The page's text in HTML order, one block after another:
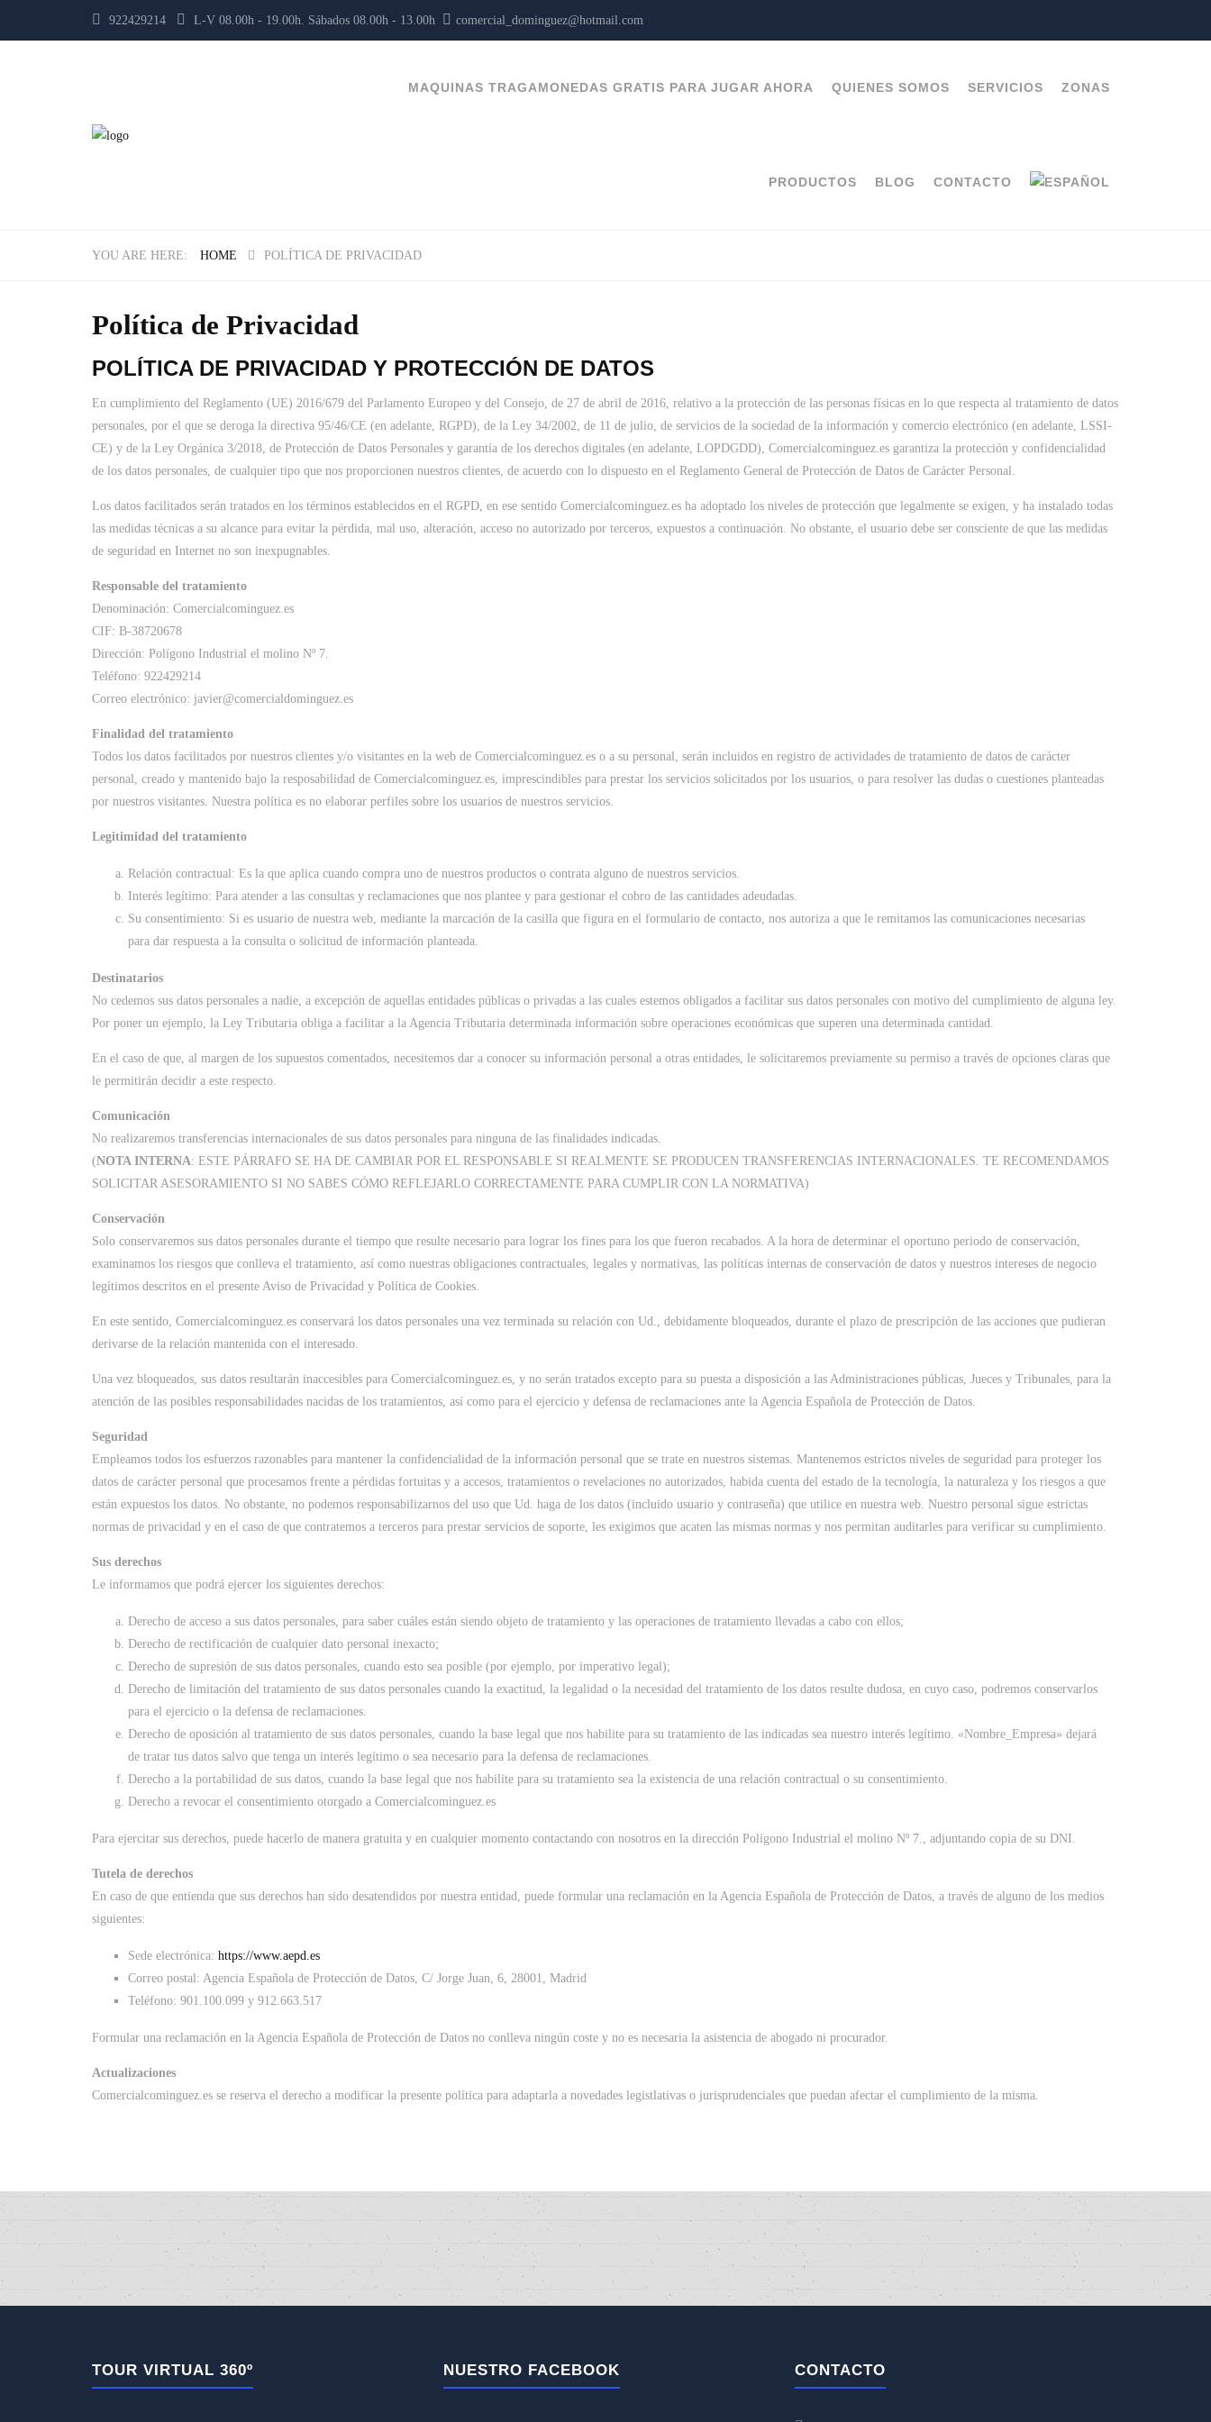
922429214 L-V 08.00h - 19.00h. Sábados 08.00h - 13.00h comercial_dominguez@hotmail.com
MAQUINAS TRAGAMONEDAS GRATIS PARA JUGAR AHORA QUIENES SOMOS SERVICIOS ZONAS
PRODUCTOS BLOG CONTACTO
HOME POLÍTICA DE PRIVACIDAD
Política de Privacidad
POLÍTICA DE PRIVACIDAD Y PROTECCIÓN DE DATOS
En cumplimiento del Reglamento (UE) 2016/679 del Parlamento Europeo y del Consejo, de 27 de abril de 2016, relativo a la protección de las personas físicas en lo que respecta al tratamiento de datos
personales, por el que se deroga la directiva 95/46/CE (en adelante, RGPD), de la Ley 34/2002, de 11 de julio, de servicios de la sociedad de la información y comercio electrónico (en adelante, LSSI-
CE) y de la Ley Orgánica 3/2018, de Protección de Datos Personales y garantía de los derechos digitales (en adelante, LOPDGDD), Comercialcominguez.es garantiza la protección y confidencialidad
de los datos personales, de cualquier tipo que nos proporcionen nuestros clientes, de acuerdo con lo dispuesto en el Reglamento General de Protección de Datos de Carácter Personal.
Los datos facilitados serán tratados en los términos establecidos en el RGPD, en ese sentido Comercialcominguez.es ha adoptado los niveles de protección que legalmente se exigen, y ha instalado todas
las medidas técnicas a su alcance para evitar la pérdida, mal uso, alteración, acceso no autorizado por terceros, expuestos a continuación. No obstante, el usuario debe ser consciente de que las medidas
de seguridad en Internet no son inexpugnables.
Responsable del tratamiento
Denominación: Comercialcominguez.es
CIF: B-38720678
Dirección: Polígono Industrial el molino Nº 7.
Teléfono: 922429214
Correo electrónico: javier@comercialdominguez.es
Finalidad del tratamiento
Todos los datos facilitados por nuestros clientes y/o visitantes en la web de Comercialcominguez.es o a su personal, serán incluidos en registro de actividades de tratamiento de datos de carácter
personal, creado y mantenido bajo la resposabilidad de Comercialcominguez.es, imprescindibles para prestar los servicios solicitados por los usuarios, o para resolver las dudas o cuestiones planteadas
por nuestros visitantes. Nuestra política es no elaborar perfiles sobre los usuarios de nuestros servicios.
Legitimidad del tratamiento
Relación contractual: Es la que aplica cuando compra uno de nuestros productos o contrata alguno de nuestros servicios.
Interés legítimo: Para atender a las consultas y reclamaciones que nos plantee y para gestionar el cobro de las cantidades adeudadas.
Su consentimiento: Si es usuario de nuestra web, mediante la marcación de la casilla que figura en el formulario de contacto, nos autoriza a que le remitamos las comunicaciones necesarias
para dar respuesta a la consulta o solicitud de información planteada.
Destinatarios
No cedemos sus datos personales a nadie, a excepción de aquellas entidades públicas o privadas a las cuales estemos obligados a facilitar sus datos personales con motivo del cumplimiento de alguna ley.
Por poner un ejemplo, la Ley Tributaria obliga a facilitar a la Agencia Tributaria determinada información sobre operaciones económicas que superen una determinada cantidad.
En el caso de que, al margen de los supuestos comentados, necesitemos dar a conocer su información personal a otras entidades, le solicitaremos previamente su permiso a través de opciones claras que
le permitirán decidir a este respecto.
Comunicación
No realizaremos transferencias internacionales de sus datos personales para ninguna de las finalidades indicadas.
(NOTA INTERNA: ESTE PÁRRAFO SE HA DE CAMBIAR POR EL RESPONSABLE SI REALMENTE SE PRODUCEN TRANSFERENCIAS INTERNACIONALES. TE RECOMENDAMOS
SOLICITAR ASESORAMIENTO SI NO SABES CÓMO REFLEJARLO CORRECTAMENTE PARA CUMPLIR CON LA NORMATIVA)
Conservación
Solo conservaremos sus datos personales durante el tiempo que resulte necesario para lograr los fines para los que fueron recabados. A la hora de determinar el oportuno periodo de conservación,
examinamos los riesgos que conlleva el tratamiento, así como nuestras obligaciones contractuales, legales y normativas, las políticas internas de conservación de datos y nuestros intereses de negocio
legítimos descritos en el presente Aviso de Privacidad y Política de Cookies.
En este sentido, Comercialcominguez.es conservará los datos personales una vez terminada su relación con Ud., debidamente bloqueados, durante el plazo de prescripción de las acciones que pudieran
derivarse de la relación mantenida con el interesado.
Una vez bloqueados, sus datos resultarán inaccesibles para Comercialcominguez.es, y no serán tratados excepto para su puesta a disposición a las Administraciones públicas, Jueces y Tribunales, para la
atención de las posibles responsabilidades nacidas de los tratamientos, así como para el ejercicio y defensa de reclamaciones ante la Agencia Española de Protección de Datos.
Seguridad
Empleamos todos los esfuerzos razonables para mantener la confidencialidad de la información personal que se trate en nuestros sistemas. Mantenemos estrictos niveles de seguridad para proteger los
datos de carácter personal que procesamos frente a pérdidas fortuitas y a accesos, tratamientos o revelaciones no autorizados, habida cuenta del estado de la tecnología, la naturaleza y los riesgos a que
están expuestos los datos. No obstante, no podemos responsabilizarnos del uso que Ud. haga de los datos (incluido usuario y contraseña) que utilice en nuestra web. Nuestro personal sigue estrictas
normas de privacidad y en el caso de que contratemos a terceros para prestar servicios de soporte, les exigimos que acaten las mismas normas y nos permitan auditarles para verificar su cumplimiento.
Sus derechos
Le informamos que podrá ejercer los siguientes derechos:
Derecho de acceso a sus datos personales, para saber cuáles están siendo objeto de tratamiento y las operaciones de tratamiento llevadas a cabo con ellos;
Derecho de rectificación de cualquier dato personal inexacto;
Derecho de supresión de sus datos personales, cuando esto sea posible (por ejemplo, por imperativo legal);
Derecho de limitación del tratamiento de sus datos personales cuando la exactitud, la legalidad o la necesidad del tratamiento de los datos resulte dudosa, en cuyo caso, podremos conservarlos
para el ejercicio o la defensa de reclamaciones.
Derecho de oposición al tratamiento de sus datos personales, cuando la base legal que nos habilite para su tratamiento de las indicadas sea nuestro interés legítimo. «Nombre_Empresa» dejará
de tratar tus datos salvo que tenga un interés legítimo o sea necesario para la defensa de reclamaciones.
Derecho a la portabilidad de sus datos, cuando la base legal que nos habilite para su tratamiento sea la existencia de una relación contractual o su consentimiento.
Derecho a revocar el consentimiento otorgado a Comercialcominguez.es
Para ejercitar sus derechos, puede hacerlo de manera gratuita y en cualquier momento contactando con nosotros en la dirección Polígono Industrial el molino Nº 7., adjuntando copia de su DNI.
Tutela de derechos
En caso de que entienda que sus derechos han sido desatendidos por nuestra entidad, puede formular una reclamación en la Agencia Española de Protección de Datos, a través de alguno de los medios
siguientes:
Sede electrónica: https://www.aepd.es
Correo postal: Agencia Española de Protección de Datos, C/ Jorge Juan, 6, 28001, Madrid
Teléfono: 901.100.099 y 912.663.517
Formular una reclamación en la Agencia Española de Protección de Datos no conlleva ningún coste y no es necesaria la asistencia de abogado ni procurador.
Actualizaciones
Comercialcominguez.es se reserva el derecho a modificar la presente política para adaptarla a novedades legistlativas o jurisprudenciales que puedan afectar el cumplimiento de la misma.
TOUR VIRTUAL 360º NUESTRO FACEBOOK CONTACTO